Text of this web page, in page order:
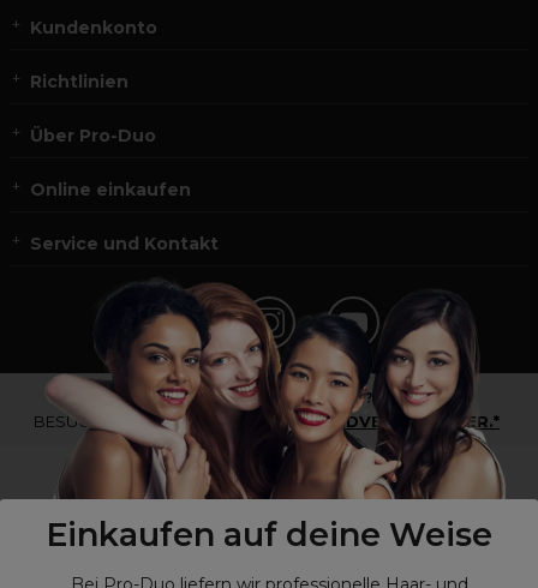
Einkaufen auf deine Weise
Kundenkonto
Richtlinien
Über Pro-Duo
Online einkaufen
Service und Kontakt
*Du bist kein Profikunde?
BESUCHE
UNSERE WEBSEITE FÜR ENDVERBRAUCHER.*